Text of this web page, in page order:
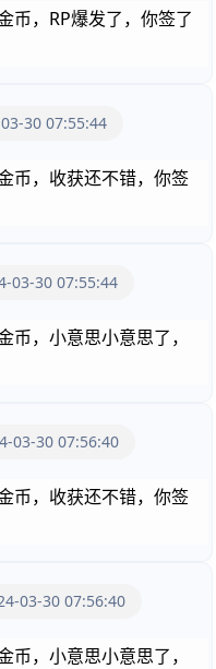
币，RP爆发了，你签了
30 07:55:44
币，收获还不错，你签
03-30 07:55:44
，小意思小意思了，
03-30 07:56:40
币，收获还不错，你签
03-30 07:56:40
，小意思小意思了，